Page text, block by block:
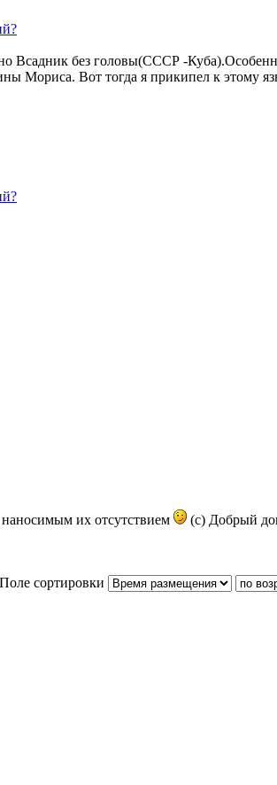
Всадник без головы(СССР -
Мориса. Вот тогда я прикипел к этому
их отсутствием
(с) Добрый
Поле сортировки